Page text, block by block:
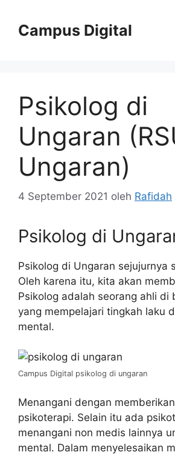
Campus Digital
Psikolog di
Ungaran
Ungaran)
4 September 2021 oleh Rafidah
Psikolog di
Psikolog di Ungaran sejujurnya
Oleh karena itu, kita akan
Psikolog adalah seorang ahli di
yang mempelajari tingkah laku
mental.
Campus Digital psikolog di ungaran
Menangani dengan
psikoterapi. Selain itu ada
menangani non medis lainnya
mental. Dalam menyelesaikan